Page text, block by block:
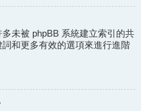
未被 phpBB 系統建立索引的共
和更多有效的選項來進行進階